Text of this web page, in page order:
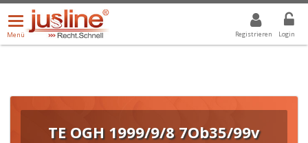
Registrieren Login
Menü
öffnen/schließen
Menü
ALLE DROPDOWN: GEWÄHLTER WERT IST ALLE
TE OGH 1999/9/8 7Ob35/99v